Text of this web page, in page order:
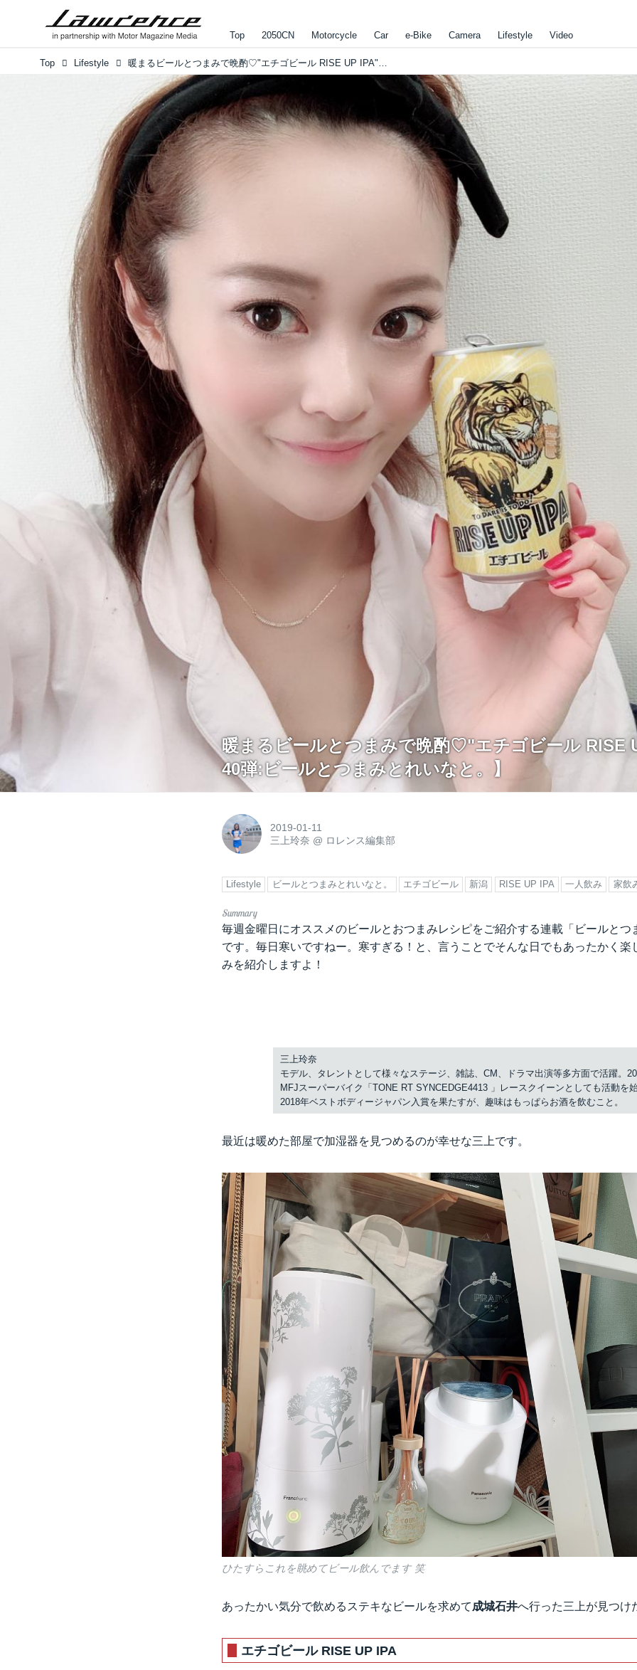
Top 2050CN Motorcycle Car e-Bike Camera Lifestyle Video
Top Lifestyle 暖まるビールとつまみで晩酌♡"エチゴビール RISE UP IPA"【第40弾:ビールとつまみとれいなと。】
暖まるビールとつまみで晩酌♡"エチゴビール RISE
40弾:ビールとつまみとれいなと。】
2019-01-11
三上玲奈 @ ロレンス編集部
Lifestyle ビールとつまみとれいなと。 エチゴビール 新潟 RISE UP IPA 一人飲み 家飲
毎週金曜日にオススメのビールとおつまみレシピをご紹介する連載「ビールとつ
です。毎日寒いですねー。寒すぎる！と、言うことでそんな日でもあったかく楽
みを紹介しますよ！
三上玲奈
モデル、タレントとして様々なステージ、雑誌、CM、ドラマ出演等多方面で活躍。
MFJスーパーバイク「TONE RT SYNCEDGE4413 」レースクイーンとしても活動を
2018年ベストボディージャパン入賞を果たすが、趣味はもっぱらお酒を飲むこと。
最近は暖めた部屋で加湿器を見つめるのが幸せな三上です。
ひたすらこれを眺めてビール飲んでます 笑
あったかい気分で飲めるステキなビールを求めて成城石井へ行った三上が見つ
エチゴビール RISE UP IPA